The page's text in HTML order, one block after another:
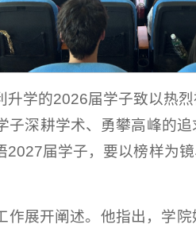
学的2026届学子致以热
深耕学术、勇攀高峰的
届学子，要以榜样为
展开阐述。他指出，学